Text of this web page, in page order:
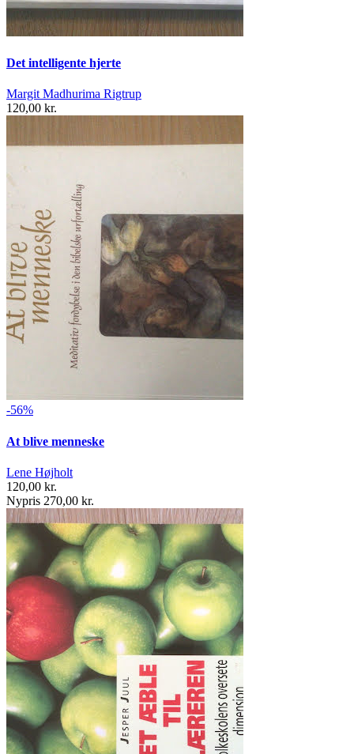
Det intelligente hjerte
Margit Madhurima Rigtrup
120,00 kr.
-56%
At blive menneske
Lene Højholt
120,00 kr.
Nypris 270,00 kr.